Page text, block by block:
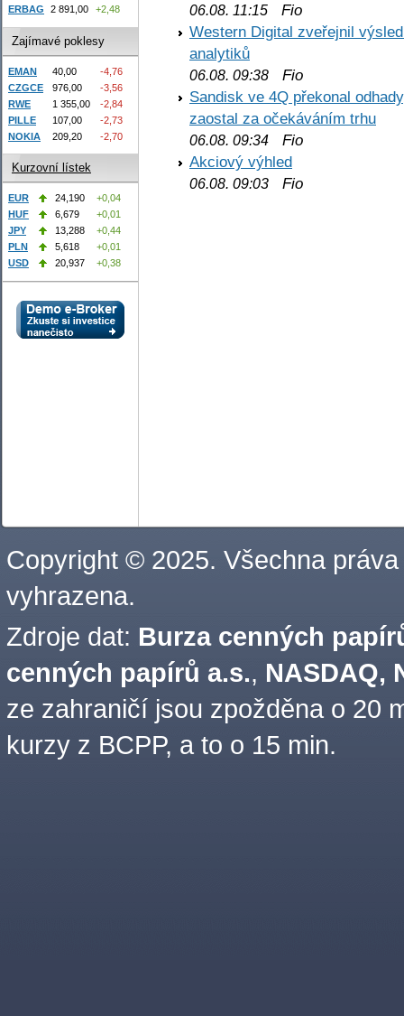
06.08. 11:15 Fio
Western Digital zveřejnil
analytiků
06.08. 09:38 Fio
Sandisk ve 4Q překonal
zaostal za očekáváním trhu
06.08. 09:34 Fio
Akciový výhled
06.08. 09:03 Fio
ERBAG
2 891,00 +2,48
Zajímavé poklesy
EMAN 40,00
-4,76
CZGCE
976,00
-3,56
RWE
1 355,00
-2,84
PILLE
107,00
-2,73
NOKIA
209,20 -2,70
Kurzovní lístek
EUR 24,190
+0,04
HUF
6,679
+0,01
JPY
13,288
+0,44
PLN
5,618
+0,01
USD
20,937 +0,38
Copyright © 2025. Všechna práva
vyhrazena.
Zdroje dat: Burza cenných
cenných papírů a.s., NASDAQ,
ze zahraničí jsou zpožděna o 20
kurzy z BCPP, a to o 15 min.